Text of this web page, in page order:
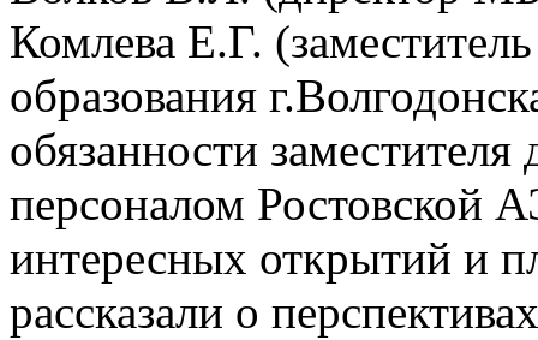
Комлева Е.Г.
образования
обязанности
персоналом Ростовской
интересных открытий и
рассказали о